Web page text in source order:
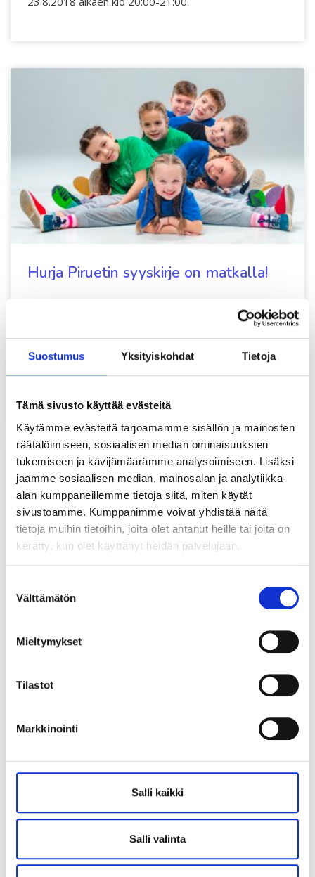
Suostumus Yksityiskohdat Tietoja
Tämä sivusto käyttää evästeitä
Käytämme evästeitä tarjoamamme sisällön ja mainosten
räätälöimiseen, sosiaalisen median ominaisuuksien
tukemiseen ja kävijämäärämme analysoimiseen. Lisäksi
jaamme sosiaalisen median, mainosalan ja analytiikka-
alan kumppaneillemme tietoja siitä, miten käytät
sivustoamme. Kumppanimme voivat yhdistää näitä
tietoja muihin tietoihin, joita olet antanut heille tai joita on
kerätty, kun olet käyttänyt heidän palvelujaan.
valinta
Välttämätön
Mieltymykset
Tilastot
Markkinointi
Salli kaikki
Salli valinta
Hurja Piruetin syyskirje on matkalla!
lähetä sähköpostia Tämä sähköpostiosoite on
suojattu spamboteilta. Tarvitset JavaScript-tuen
nähdäksesi sen.
Season start 13.8.2018!
Tule mukaan! Hurja Piruetin syyskausi käynnistyy
Ilmoittautua voi osoitteessa
Käy tutustumassa kohdassa Opetus-Yleistä Usein
kysyttyihin kysymyksiin.
Jos et löydä vastausta, lähetä kysymys sähköpostitse
Tämä sähköpostiosoite on suojattu
sen.